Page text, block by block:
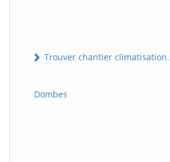
Trouver chantier climatisation
Dombes